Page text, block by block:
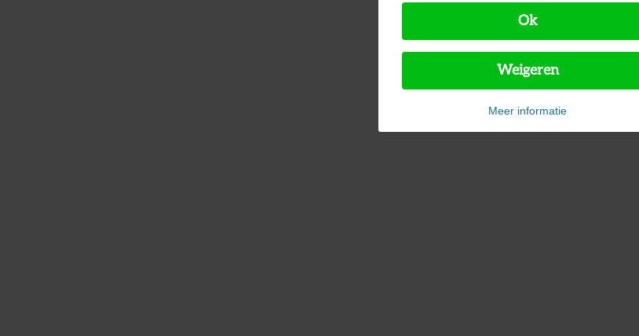
Ok
Weigeren
Meer informatie